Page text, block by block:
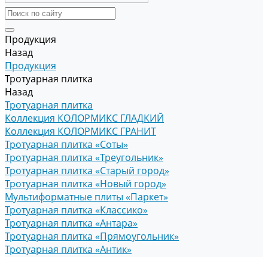
Продукция
Назад
Продукция
Тротуарная плитка
Назад
Тротуарная плитка
Коллекция КОЛОРМИКС ГЛАДКИЙ
Коллекция КОЛОРМИКС ГРАНИТ
Тротуарная плитка «Соты»
Тротуарная плитка «Треугольник»
Тротуарная плитка «Старый город»
Тротуарная плитка «Новый город»
Мультиформатные плиты «Паркет»
Тротуарная плитка «Классико»
Тротуарная плитка «Антара»
Тротуарная плитка «Прямоугольник»
Тротуарная плитка «Антик»